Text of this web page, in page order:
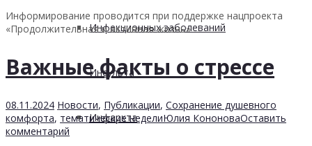
Инфекционных заболеваний
Инсульта
Инфаркта
Информирование проводится при поддержке нацпроекта
«Продолжительная и активная жизнь»
Важные факты о стрессе
08.11.2024 Новости, Публикации, Сохранение душевного
комфорта, тематические неделиЮлия КононоваОставить
комментарий